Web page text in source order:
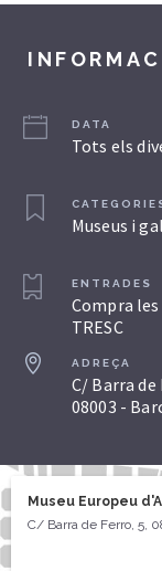
DATA
Tots els
Museus i
ENTRADES
Compra
TRESC
ADREÇA
C/ Barra de
08003 -
Museu Europeu
C/ Barra de Ferro, 5,